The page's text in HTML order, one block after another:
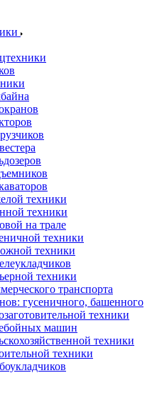
техники
техники
на трале
техники
техники
техники
транспорта
гусеничного, башенного
техники
машин
техники
техники